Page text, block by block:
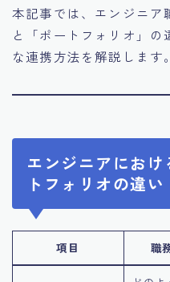
本記事では、エンジニア
と「ポートフォリオ」
な連携方法を解説します。
エンジニアにお
トフォリオの違い
項目 職